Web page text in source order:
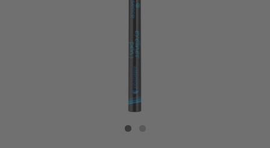
ESSENCE Eyeliner Pen Waterproof Black